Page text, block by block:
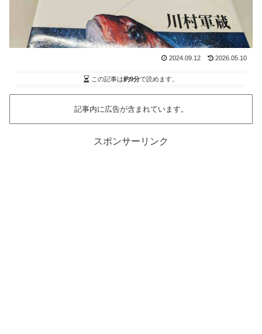
2024.09.12 2026.05.10
この記事は約9分で読めます。
記事内に広告が含まれています。
スポンサーリンク